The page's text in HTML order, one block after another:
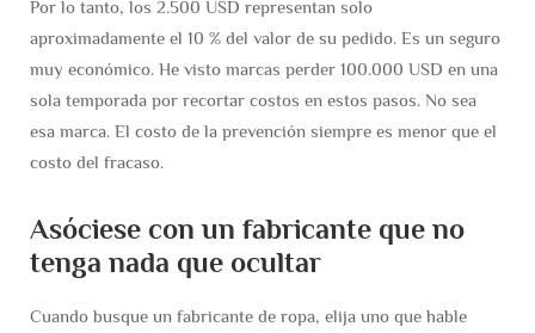
Por lo tanto, los 2.500 USD representan solo
aproximadamente el 10 % del valor de su pedido. Es un seguro
muy económico. He visto marcas perder 100.000 USD en una
sola temporada por recortar costos en estos pasos. No sea
esa marca. El costo de la prevención siempre es menor que el
costo del fracaso.
Asóciese con un fabricante que no
tenga nada que ocultar
Cuando busque un fabricante de ropa, elija uno que hable